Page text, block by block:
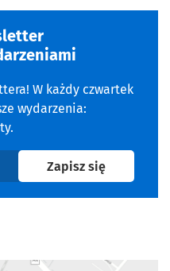
W każdy czwartek
wydarzenia:
Zapisz sięna